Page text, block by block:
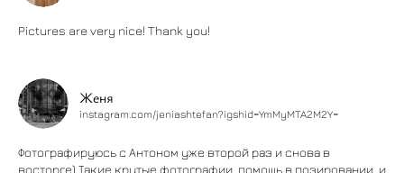
Pictures are very nice! Thank you!
Женя
instagram.com/jeniashtefan?igshid=YmMyMTA2M2Y=
Фотографируюсь с Антоном уже второй раз и снова в
восторге) Такие крутые фотографии, помощь в позировании, и